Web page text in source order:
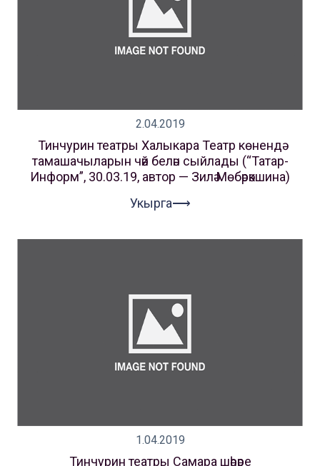
2.04.2019
Тинчурин театры Халыкара Театр көнендә
тамашачыларын чәй белән сыйлады (“Татар-
Информ”, 30.03.19, автор — Зилә Мөбәрәкшина)
Укырга⟶
1.04.2019
Тинчурин театры Самара шәһәре